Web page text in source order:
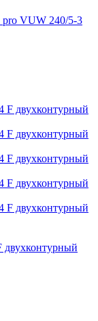
pro VUW 240/5-3
двухконтурный